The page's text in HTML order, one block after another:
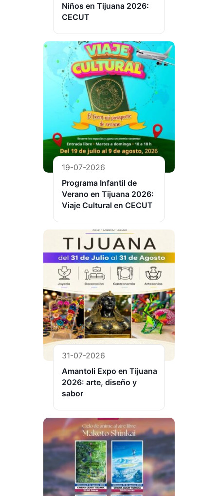
Niños en Tijuana 2026:
CECUT
19-07-2026
Programa Infantil de
Verano en Tijuana 2026:
Viaje Cultural en CECUT
31-07-2026
Amantoli Expo en Tijuana
2026: arte, diseño y
sabor